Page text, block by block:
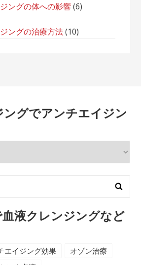
ングの体への影響(6)
ングの治療方法(10)
グでアンチエイジン
液クレンジングなど
エイジング効果
オゾン治療